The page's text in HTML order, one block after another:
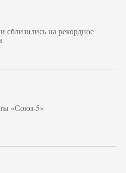
сблизились на рекордное
«Союз‑5»